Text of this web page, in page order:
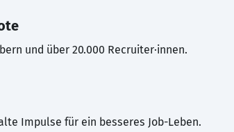
und über 20.000 Recruiter·innen.
Impulse für ein besseres Job-Leben.